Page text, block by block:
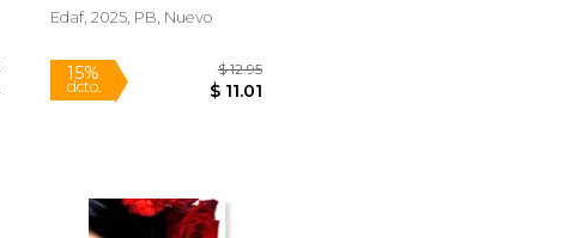
Edaf, 2025, PB, Nuevo
Rápido